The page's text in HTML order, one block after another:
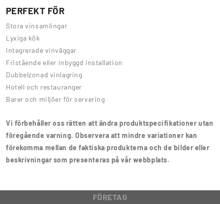
PERFEKT FÖR
Stora vinsamlingar
Lyxiga kök
Integrerade vinväggar
Fristående eller inbyggd installation
Dubbelzonad vinlagring
Hotell och restauranger
Barer och miljöer för servering
Vi förbehåller oss rätten att ändra produktspecifikationer utan
föregående varning. Observera att mindre variationer kan
förekomma mellan de faktiska produkterna och de bilder eller
beskrivningar som presenteras på vår webbplats.
FÖRETAG